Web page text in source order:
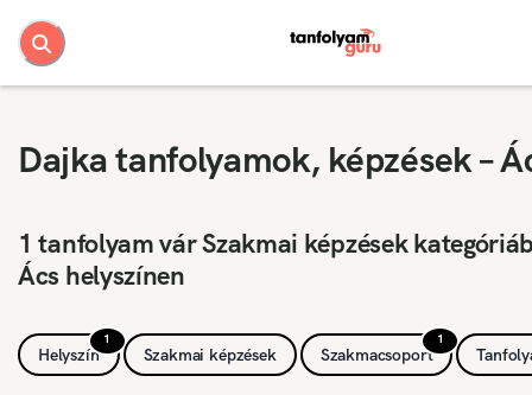
Dajka tanfolyamok, képzések –
1 tanfolyam vár Szakmai képzések
Ács helyszínen
1
Helyszín Szakmai képzések
1
Szakmacsoport